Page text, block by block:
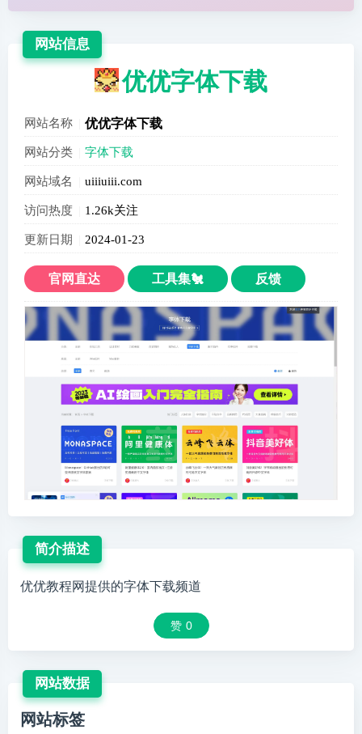
网站信息
优优字体下载
网站名称 优优字体下载
网站分类 字体下载
网站域名 uiiiuiii.com
访问热度 1.26k关注
更新日期 2024-01-23
官网直达 工具集🐔 反馈
简介描述
优优教程网提供的字体下载频道
赞 0
网站数据
网站标签